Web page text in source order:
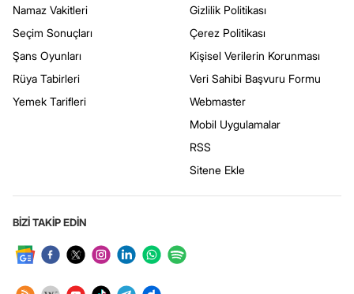
Namaz Vakitleri
Seçim Sonuçları
Şans Oyunları
Rüya Tabirleri
Yemek Tarifleri
Gizlilik Politikası
Çerez Politikası
Kişisel Verilerin Korunması
Veri Sahibi Başvuru Formu
Webmaster
Mobil Uygulamalar
RSS
Sitene Ekle
BİZİ TAKİP EDİN